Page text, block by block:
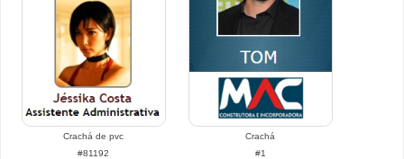
Crachá de pvc
#81192
Crachá
#1